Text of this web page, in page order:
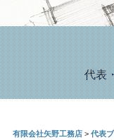
代表
有限会社矢野工務店> 代表